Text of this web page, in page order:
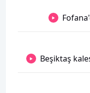
Beşiktaş